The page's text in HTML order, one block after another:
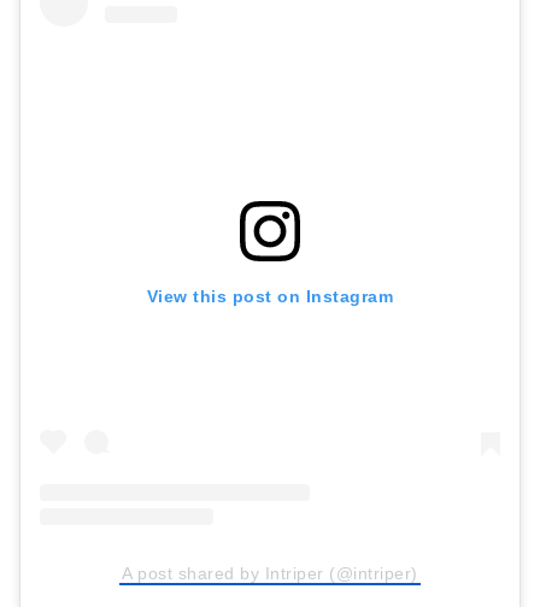
View this post on Instagram
A post shared by Intriper (@intriper)